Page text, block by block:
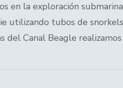
en la exploración
utilizando tubos de
del Canal Beagle